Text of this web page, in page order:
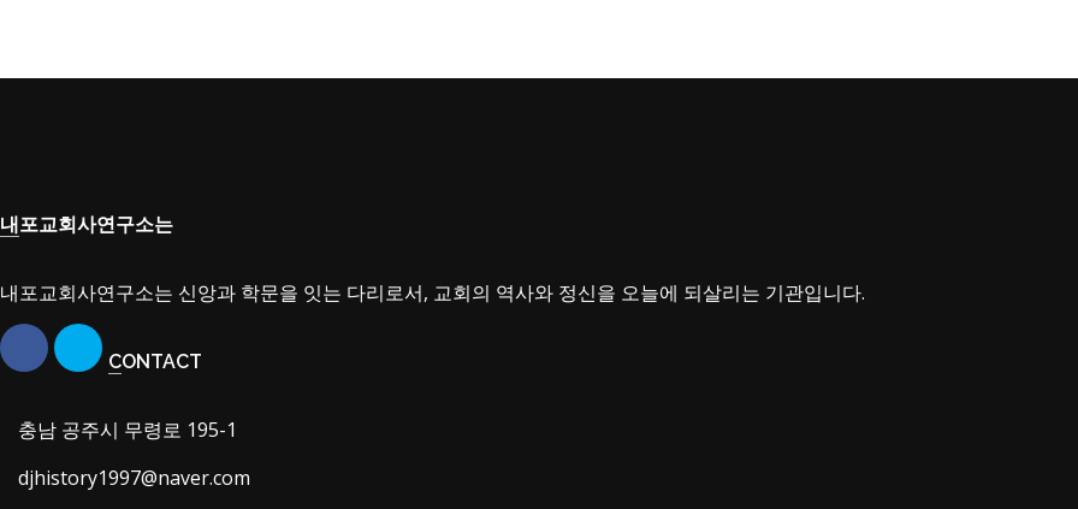
내포교회사연구소는
내포교회사연구소는 신앙과 학문을 잇는 다리로서, 교회의 역사와 정신을 오늘에 되살리는 기관입니다.
CONTACT
충남 공주시 무령로 195-1
djhistory1997@naver.com